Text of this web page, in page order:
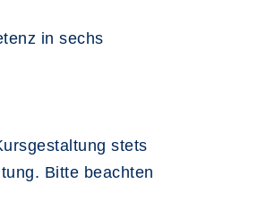
in sechs
stets
Bitte beachten